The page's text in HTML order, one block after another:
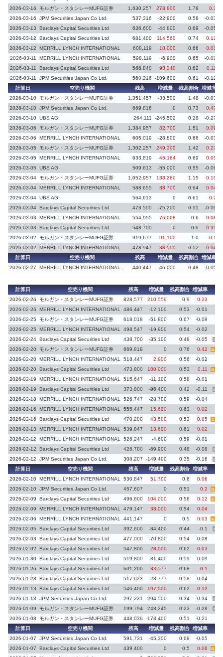
2026-03-16
モルガン・スタンレーMUFG証券 1,630,257 278,800 1.78
0.3
2026-03-16
JPM Securities Japan Co Ltd. 537,316 -22,900 0.58
-0.03
2026-03-13
Barclays Capital Securities Ltd 636,600 -44,800 0.69
-0.05
2026-03-12
Barclays Capital Securities Ltd 681,400 114,560 0.74
0.12
2026-03-12
MERRILL LYNCH INTERNATIONAL 608,119 10,000 0.66
0.01
2026-03-11
MERRILL LYNCH INTERNATIONAL 598,119 -6,900 0.65
-0.01
2026-03-11
Barclays Capital Securities Ltd 566,840 93,340 0.62
0.11
2026-03-11
JPM Securities Japan Co Ltd. 560,216 -109,600 0.61
-0.12
計算日
空売り機関 残高 増減量 残高割合 増減率
2026-03-10 モルガン・スタンレーMUFG証券 1,351,457 -33,500 1.48
-0.03
2026-03-10 JPM Securities Japan Co Ltd. 669,816 0 0.73 0.47
2026-03-10 UBS AG 264,111 -245,502 0.28 -0.27
2026-03-06 モルガン・スタンレーMUFG証券 1,384,957 82,700 1.51
0.09
2026-03-06
MERRILL LYNCH INTERNATIONAL 605,019 -28,800 0.66
-0.03
2026-03-05
モルガン・スタンレーMUFG証券 1,302,257 249,300 1.42
0.27
2026-03-05
MERRILL LYNCH INTERNATIONAL 633,819 45,164 0.69
0.05
2026-03-05
UBS AG 509,613 -55,000 0.55
-0.06
2026-03-04 モルガン・スタンレーMUFG証券 1,052,957 133,280 1.15
0.15
2026-03-04 MERRILL LYNCH INTERNATIONAL 588,655 33,700 0.64
0.04
2026-03-04 UBS AG 564,613 0 0.61 0.2
2026-03-04 Barclays Capital Securities Ltd 473,500 -75,200 0.51
-0.09
2026-03-03
MERRILL LYNCH INTERNATIONAL 554,955 76,008 0.6
0.08
2026-03-03
Barclays Capital Securities Ltd 548,700 0 0.6 0.35
2026-03-02 モルガン・スタンレーMUFG証券 919,677 91,100 1.0
0.1
2026-03-02
MERRILL LYNCH INTERNATIONAL 478,947 38,500 0.52 0.04
計算日 空売り機関 残高 増減量 残高割合 増減率
2026-02-27
MERRILL LYNCH INTERNATIONAL 440,447 -46,000 0.48 -0.05
計算日 空売り機関 残高 増減量 残高割合 増減率
備
2026-02-26
モルガン・スタンレーMUFG証券 828,577 210,559 0.9
0.23
2026-02-26
MERRILL LYNCH INTERNATIONAL 486,447 -12,100 0.53
-0.01
2026-02-25
モルガン・スタンレーMUFG証券 618,018 -51,800 0.67
-0.09
2026-02-25
MERRILL LYNCH INTERNATIONAL 498,547 -19,900 0.54
-0.02
2026-02-24 Barclays Capital Securities Ltd 438,700 -35,100 0.48 -0.05 義務
2026-02-20 モルガン・スタンレーMUFG証券 669,818 0 0.76 0.42 義務再
2026-02-20 MERRILL LYNCH INTERNATIONAL 518,447 2,800 0.56
-0.02
2026-02-20 Barclays Capital Securities Ltd 473,800 100,000 0.53 0.11 義務再
2026-02-19 MERRILL LYNCH INTERNATIONAL 515,647 -11,100 0.58
-0.01
2026-02-19
Barclays Capital Securities Ltd 373,800 -96,400 0.42 -0.11 義務
2026-02-18 MERRILL LYNCH INTERNATIONAL 526,747 -28,700 0.59
-0.04
2026-02-16
MERRILL LYNCH INTERNATIONAL 555,447 15,600 0.63
0.02
2026-02-16
Barclays Capital Securities Ltd 470,200 43,500 0.53 0.05 義務再
2026-02-13 MERRILL LYNCH INTERNATIONAL 539,847 13,600 0.61
0.02
2026-02-12
MERRILL LYNCH INTERNATIONAL 526,247 -4,600 0.59
-0.01
2026-02-12
Barclays Capital Securities Ltd 426,700 -69,900 0.48 -0.08 義務
2026-02-12 JPM Securities Japan Co Ltd. 308,207 -149,400 0.35 -0.16 義務
計算日 空売り機関 残高 増減量 残高割合 増減率
備
2026-02-10 MERRILL LYNCH INTERNATIONAL 530,847 51,700 0.6
0.06
2026-02-10 JPM Securities Japan Co Ltd. 457,607 0 0.51 0.2 義務再
2026-02-09 Barclays Capital Securities Ltd 496,600 104,000 0.56 0.12 義務再
2026-02-09 MERRILL LYNCH INTERNATIONAL 479,147 38,000 0.54
0.04
2026-02-06
MERRILL LYNCH INTERNATIONAL 441,147 0 0.5 0.03 義務再
2026-02-05 Barclays Capital Securities Ltd 392,600 -84,400 0.44 -0.1 義務
2026-02-03 Barclays Capital Securities Ltd 477,000 -70,800 0.54
-0.08
2026-02-02
Barclays Capital Securities Ltd 547,800 28,000 0.62
0.03
2026-01-30 Barclays Capital Securities Ltd 519,800 -81,400 0.59
-0.09
2026-01-26
Barclays Capital Securities Ltd 601,200 83,577 0.68
0.1
2026-01-23
Barclays Capital Securities Ltd 517,623 -28,777 0.58
-0.04
2026-01-13
Barclays Capital Securities Ltd 546,400 107,000 0.62
0.12
2026-01-13
JPM Securities Japan Co Ltd. 297,231 -294,500 0.34 -0.34 義務
2026-01-09 モルガン・スタンレーMUFG証券 199,794 -248,245 0.23 -0.28 義務
2026-01-08 モルガン・スタンレーMUFG証券 448,039 -178,400 0.51
-0.21
計算日
空売り機関 残高 増減量 残高割合 増減率
備
2026-01-07
JPM Securities Japan Co Ltd. 591,731 -45,300 0.68
-0.05
2026-01-07
Barclays Capital Securities Ltd 439,400 0 0.5 0.06 義務再